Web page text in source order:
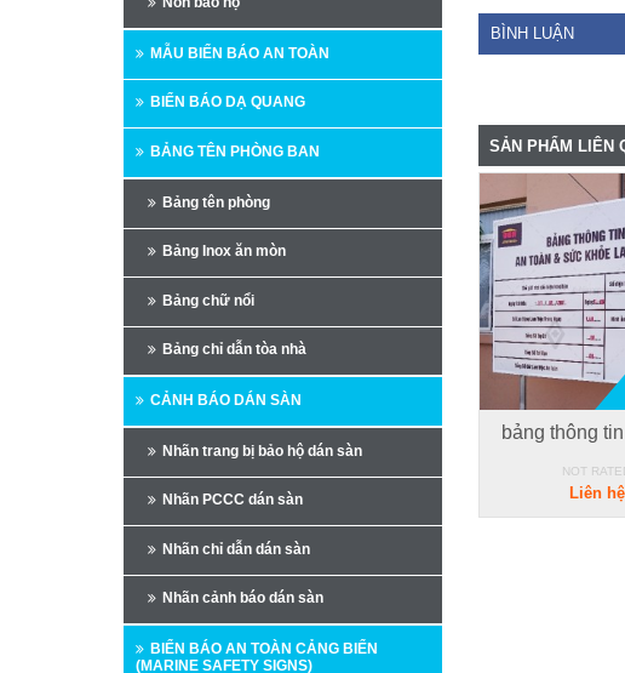
BÌNH LUẬN
SẢN PHẨM LIÊN
bảng thông
NOT
Liên hệ
MẪU BIỂN BÁO AN TOÀN
BIỂN BÁO DẠ QUANG
BẢNG TÊN PHÒNG BAN
Bảng tên phòng
Bảng Inox ăn mòn
Bảng chữ nổi
Bảng chỉ dẫn tòa nhà
CẢNH BÁO DÁN SÀN
Nhãn trang bị bảo hộ dán sàn
Nhãn PCCC dán sàn
Nhãn chỉ dẫn dán sàn
Nhãn cảnh báo dán sàn
BIỂN BÁO AN TOÀN CẢNG BIỂN
(MARINE SAFETY SIGNS)